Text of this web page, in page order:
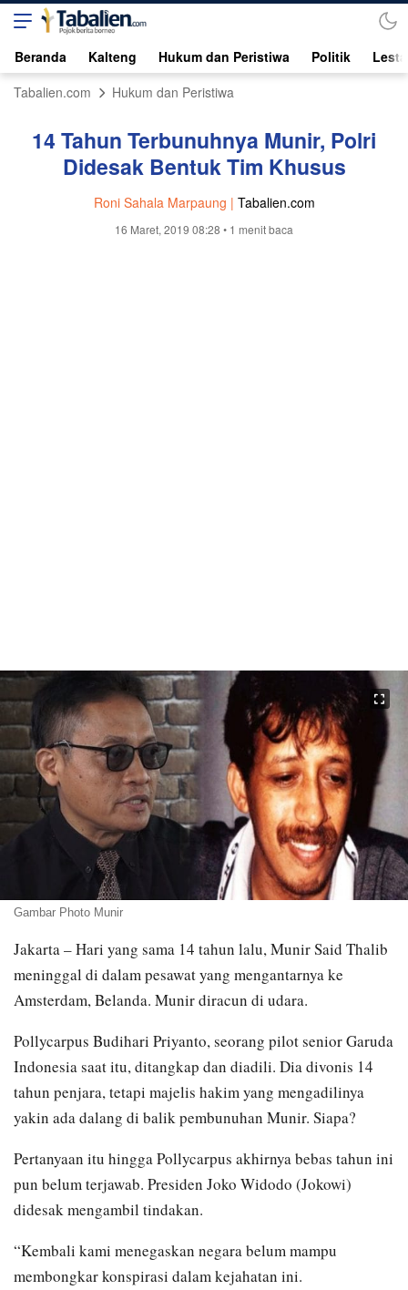
Beranda Kalteng Hukum dan Peristiwa Politik
Tabalien.com
Hukum dan Peristiwa
14 Tahun Terbunuhnya Munir, Polri
Didesak Bentuk Tim Khusus
Roni Sahala Marpaung | Tabalien.com
16 Maret, 2019 08:28 • 1 menit baca
Gambar Photo Munir
Jakarta – Hari yang sama 14 tahun lalu, Munir Said Thalib
meninggal di dalam pesawat yang mengantarnya ke
Amsterdam, Belanda. Munir diracun di udara.
Pollycarpus Budihari Priyanto, seorang pilot senior Garuda
Indonesia saat itu, ditangkap dan diadili. Dia divonis 14
tahun penjara, tetapi majelis hakim yang mengadilinya
yakin ada dalang di balik pembunuhan Munir. Siapa?
Pertanyaan itu hingga Pollycarpus akhirnya bebas tahun ini
pun belum terjawab. Presiden Joko Widodo (Jokowi)
didesak mengambil tindakan.
“Kembali kami menegaskan negara belum mampu
membongkar konspirasi dalam kejahatan ini.